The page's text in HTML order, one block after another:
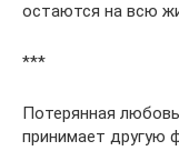
остаются на всю
***
Потерянная
принимает другую